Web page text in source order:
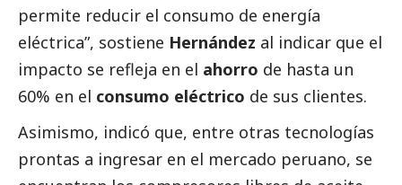
permite reducir el consumo de energía
eléctrica”, sostiene Hernández al indicar que el
impacto se refleja en el ahorro de hasta un
60% en el consumo eléctrico de sus clientes.
Asimismo, indicó que, entre otras tecnologías
prontas a ingresar en el mercado peruano, se